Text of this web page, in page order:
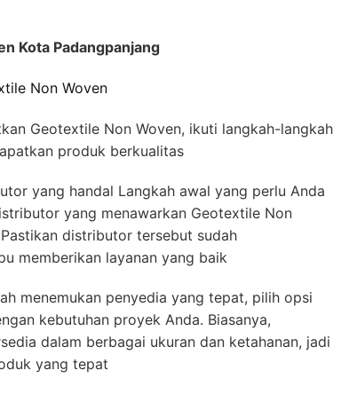
Kota Padangpanjang
Non Woven
Geotextile Non Woven, ikuti langkah-langkah
produk berkualitas
yang handal Langkah awal yang perlu Anda
yang menawarkan Geotextile Non
distributor tersebut sudah
memberikan layanan yang baik
menemukan penyedia yang tepat, pilih opsi
kebutuhan proyek Anda. Biasanya,
dalam berbagai ukuran dan ketahanan, jadi
yang tepat